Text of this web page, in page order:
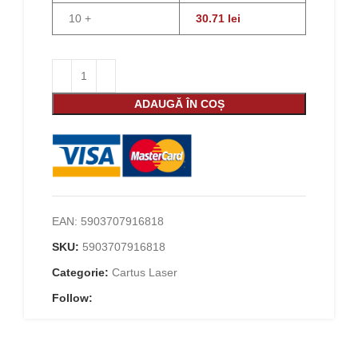
10 + 30.71 lei
ADAUGĂ ÎN COȘ
EAN: 5903707916818
SKU: 5903707916818
Categorie: Cartus Laser
Follow: